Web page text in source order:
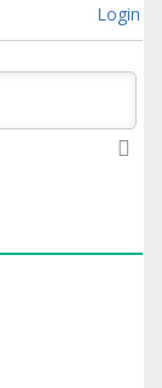
Login